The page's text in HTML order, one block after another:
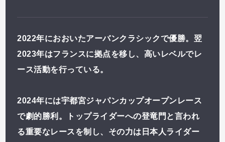
2022年におおいたアーバンクラシックで優勝。翌
2023年はフランスに拠点を移し、高いレベルでレ
ース活動を行っている。
2024年には宇都宮ジャパンカップオープンレース
で劇的勝利。トップライダーへの登竜門と言われ
る重要なレースを制し、その力は日本人ライダー